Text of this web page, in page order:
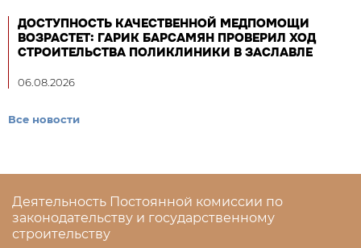
ДОСТУПНОСТЬ КАЧЕСТВЕННОЙ МЕДПОМОЩИ
ВОЗРАСТЕТ: ГАРИК БАРСАМЯН ПРОВЕРИЛ ХОД
СТРОИТЕЛЬСТВА ПОЛИКЛИНИКИ В ЗАСЛАВЛЕ
06.08.2026
Все новости
Деятельность Постоянной комиссии по
законодательству и государственному
строительству